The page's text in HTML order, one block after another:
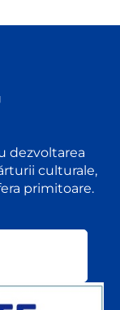
dezvoltarea
culturale,
primitoare.